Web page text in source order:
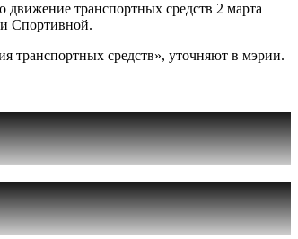
движение транспортных средств 2 марта
и Спортивной.
транспортных средств», уточняют в мэрии.